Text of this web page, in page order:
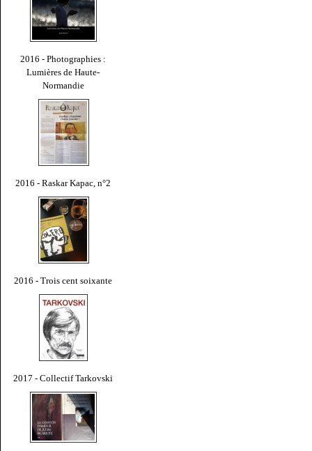
2016 - Photographies :
Lumières de Haute-
Normandie
2016 - Raskar Kapac, n°2
2016 - Trois cent soixante
2017 - Collectif Tarkovski